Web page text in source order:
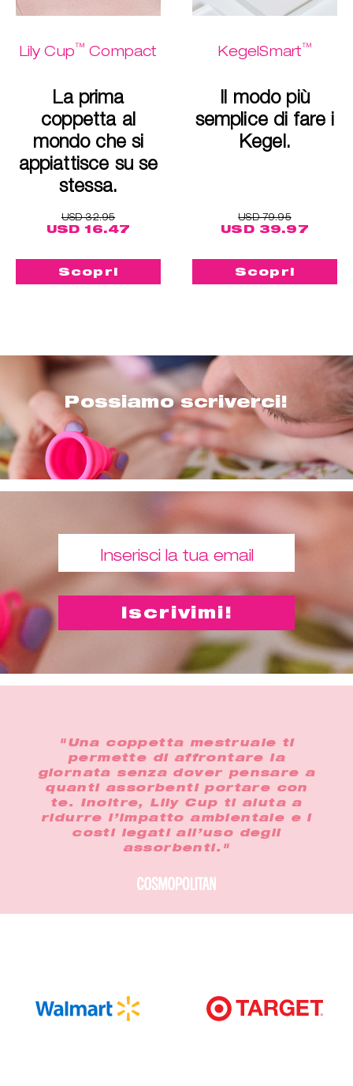
Lily Cup™ Compact
La prima
coppetta al
mondo che si
appiattisce su se
stessa.
USD 32.95
USD 16.47
Scopri
KegelSmart™
Il modo più
semplice di fare i
Kegel.
USD 79.95
USD 39.97
Scopri
Possiamo scriverci!
"Una coppetta mestruale ti
permette di affrontare la
giornata senza dover pensare a
quanti assorbenti portare con
te. Inoltre, Lily Cup ti aiuta a
ridurre l’impatto ambientale e i
costi legati all’uso degli
assorbenti."